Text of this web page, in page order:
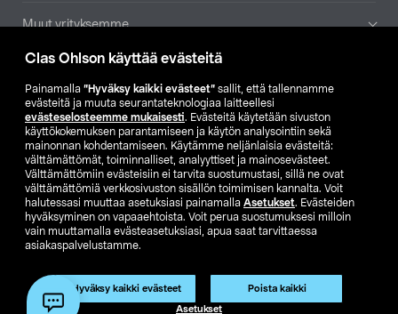
Clas Ohlson käyttää evästeitä
Painamalla ”Hyväksy kaikki evästeet” sallit, että tallennamme
evästeitä ja muuta seurantateknologiaa laitteellesi
evästeselosteemme mukaisesti. Evästeitä käytetään sivuston
käyttökokemuksen parantamiseen ja käytön analysointiin sekä
mainonnan kohdentamiseen. Käytämme neljänlaisia evästeitä:
välttämättömät, toiminnalliset, analyyttiset ja mainosevästeet.
Välttämättömiin evästeisiin ei tarvita suostumustasi, sillä ne ovat
välttämättömiä verkkosivuston sisällön toimimisen kannalta. Voit
halutessasi muuttaa asetuksiasi painamalla Asetukset. Evästeiden
hyväksyminen on vapaaehtoista. Voit perua suostumuksesi milloin
vain muuttamalla evästeasetuksiasi, apua saat tarvittaessa
asiakaspalvelustamme.
Hyväksy kaikki evästeet Poista kaikki
Asetukset
Tuote on poistunut
Tuotenro: 50-3799
Muut yrityksemme
Etsi myymälä
SE NO FI
FI SV
Näytä hinnat ilman ALV:a